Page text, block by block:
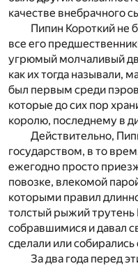
качестве внебрачного
Пипин Короткий не
все его
угрюмый молчаливый
как их тогда называли,
был первым среди
которые до сих пор
королю, последнему в
Действительно,
государством, в то
ежегодно просто
повозке, влекомой
которыми правил
толстый рыжий трутень
собравшимися и давал
сделали или собирались
За два года перед